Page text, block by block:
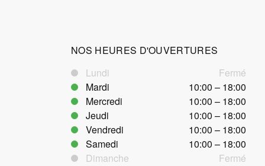
NOS HEURES D'OUVERTURES
Lundi
Fermé
Mardi
10:00 – 18:00
Mercredi
10:00 – 18:00
Jeudi
10:00 – 18:00
Vendredi
10:00 – 18:00
Samedi
10:00 – 18:00
Dimanche
Fermé